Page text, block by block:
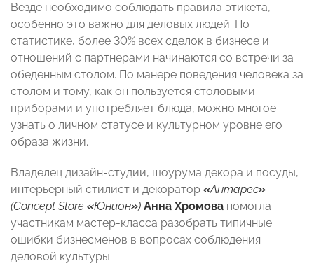
Везде необходимо соблюдать правила этикета,
особенно это важно для деловых людей. По
статистике, более 30% всех сделок в бизнесе и
отношений с партнерами начинаются со встречи за
обеденным столом. По манере поведения человека за
столом и тому, как он пользуется столовыми
приборами и употребляет блюда, можно многое
узнать о личном статусе и культурном уровне его
образа жизни.
Владелец дизайн-студии, шоурума декора и посуды,
интерьерный стилист и декоратор «Антарес»
(Concept Store «Юнион») Анна Хромова помогла
участникам мастер-класса разобрать типичные
ошибки бизнесменов в вопросах соблюдения
деловой культуры.